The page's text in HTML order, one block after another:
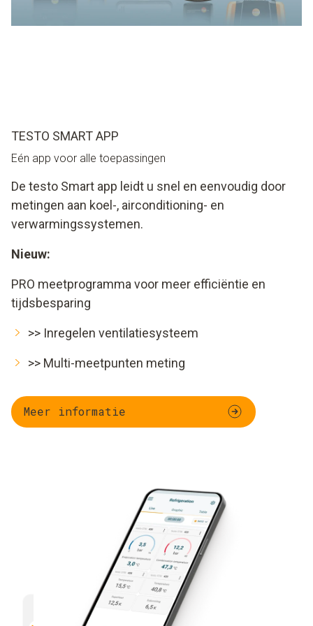
TESTO SMART APP
Eén app voor alle toepassingen
De testo Smart app leidt u snel en eenvoudig door
metingen aan koel-, airconditioning- en
verwarmingssystemen.
Nieuw:
PRO meetprogramma voor meer efficiëntie en
tijdsbesparing
>> Inregelen ventilatiesysteem
>> Multi-meetpunten meting
Meer informatie
Multifunctioneel